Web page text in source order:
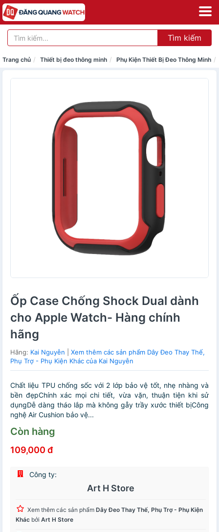
Tìm kiếm
Trang chủ Thiết bị đeo thông minh Phụ Kiện Thiết Bị Đeo Thông Minh
Ốp Case Chống Shock Dual dành
cho Apple Watch- Hàng chính
hãng
Hãng: Kai Nguyễn
Xem thêm các sản phẩm Dây Đeo Thay Thế,
Phụ Trợ - Phụ Kiện Khác của Kai Nguyễn
Chất liệu TPU chống sốc với 2 lớp bảo vệ tốt, nhẹ nhàng và
bền đẹpChính xác mọi chi tiết, vừa vặn, thuận tiện khi sử
dụngDễ dàng tháo lắp mà không gåy trầy xước thiết bịCông
nghệ Air Cushion bảo vệ...
Còn hàng
109,000 đ
Công ty:
Art H Store
Xem thêm các sản phẩm Dây Đeo Thay Thế, Phụ Trợ - Phụ Kiện
Khác bởi Art H Store